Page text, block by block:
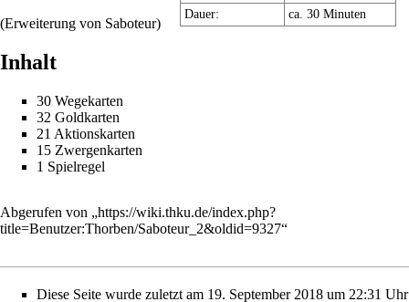
Dauer:
ca. 30 Minuten
(Erweiterung von Saboteur)
Inhalt
30 Wegekarten
32 Goldkarten
21 Aktionskarten
15 Zwergenkarten
1 Spielregel
Abgerufen von „https://wiki.thku.de/index.php?
title=Benutzer:Thorben/Saboteur_2&oldid=9327“
Diese Seite wurde zuletzt am 19. September 2018 um 22:31 Uhr